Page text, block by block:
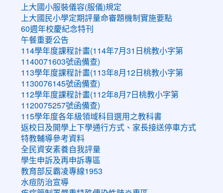
上大國小服裝儀容(服儀)規定
上大國民小學定期評量命審題機制實施要點
60週年校慶紀念特刊
午餐重要公告
114學年度課程計畫(114年7月31日桃教小字第
1140071603號函備查)
113學年度課程計畫(113年8月12日桃教小字第
1130076145號函備查)
112學年度課程計畫(112年8月7日桃教小字第
1120075257號函備查)
115學年度各年級領域科目選用之教科書
返校日及開學上下學通行方式、家長接送停車方式
特教輔導參考資料
全民資安素養自我評量
學生申訴及再申訴專區
教育部反霸凌專線1953
水痘防治宣導